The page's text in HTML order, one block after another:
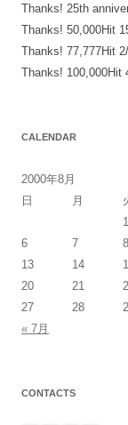
Thanks! 25th
Thanks! 50,000Hit
Thanks! 77,777Hit
Thanks! 100,000Hit
CALENDAR
2000年8月
日
月
1
6
7 8
13
14
20
21
27
28
« 7月
CONTACTS